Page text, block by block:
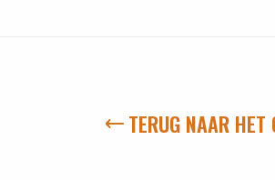
TERUG NAAR HET